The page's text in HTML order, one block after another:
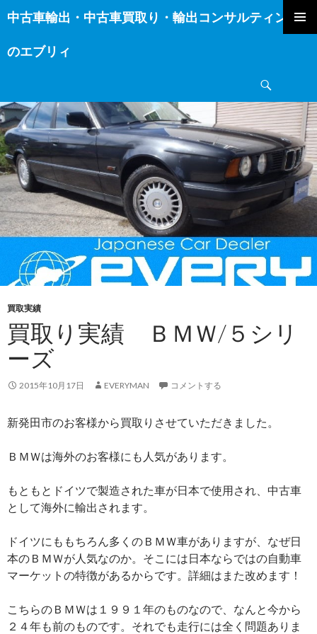
中古車輸出・中古車買取り・輸出コンサルティング
のエブリィ
テ
へ
ス
キ
ッ
プ
買取実績
買取り実績 ＢＭＷ/５シリ
ーズ
2015年10月17日 EVERYMAN コメントする
新発田市のお客様から買取りさせていただきました。
ＢＭＷは海外のお客様にも人気があります。
もともとドイツで製造された車が日本で使用され、中古車
として海外に輸出されます。
ドイツにももちろん多くのＢＭＷ車がありますが、なぜ日
本のＢＭＷが人気なのか。そこには日本ならではの自動車
マーケットの特徴があるからです。詳細はまた改めます！
こちらのＢＭＷは１９９１年のものなので、なんと今から
２４年も前のものです。それでも走行には全く問題ありま